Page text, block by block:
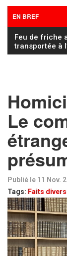
EN BREF
FC Sochaux
avant
Le
Publié le 11 Nov.
Tags: Faits divers